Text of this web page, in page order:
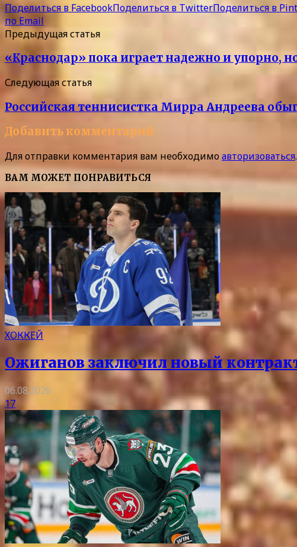
Поделиться в FacebookПоделиться в TwitterПоделиться в
по Email
Предыдущая статья
«Краснодар» пока играет надежно и упорно,
Следующая статья
Российская теннисистка Мирра Андреева
Добавить комментарий
Для отправки комментария вам необходимоавторизоваться.
ВАМ МОЖЕТ ПОНРАВИТЬСЯ
ХОККЕЙ
Ожиганов заключил новый
06.08.2026
17